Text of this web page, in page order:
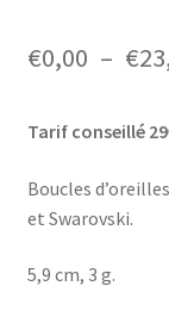
€0,00 – €
Tarif conseillé
Boucles
et Swarovski.
5,9 cm, 3 g.